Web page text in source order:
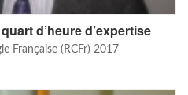
d’heure d’expertise
Française (RCFr) 2017